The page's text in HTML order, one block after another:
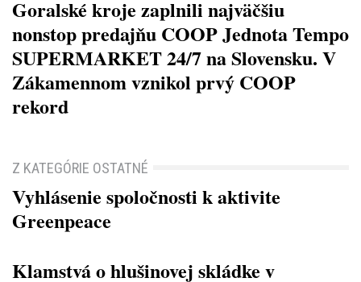
Goralské kroje zaplnili najväčšiu
nonstop predajňu COOP Jednota Tempo
SUPERMARKET 24/7 na Slovensku. V
Zákamennom vznikol prvý COOP
rekord
Z KATEGÓRIE OSTATNÉ
Vyhlásenie spoločnosti k aktivite
Greenpeace
Klamstvá o hlušinovej skládke v